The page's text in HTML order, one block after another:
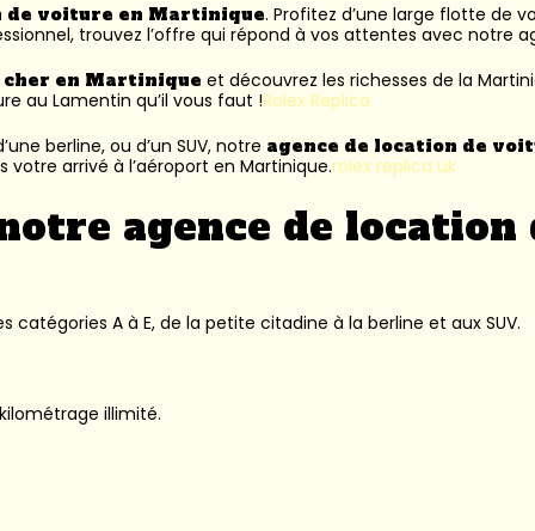
de voiture en Martinique. Profitez d’une large flotte de
trouvez l’offre qui répond à vos attentes avec notre
en Martinique et découvrez les richesses de la
au Lamentin qu’il vous faut !Rolex Replica
berline, ou d’un SUV, notre agence de location de
arrivé à l’aéroport en Martinique.rolex replica uk
agence de
catégories A à E, de la petite citadine à la berline et aux SUV.
illimité.